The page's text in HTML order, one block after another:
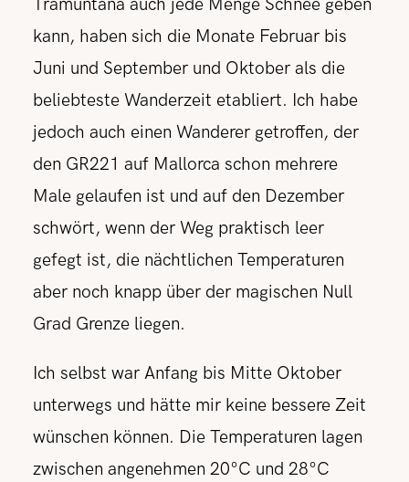
Tramuntana auch jede Menge Schnee geben
kann, haben sich die Monate Februar bis
Juni und September und Oktober als die
beliebteste Wanderzeit etabliert. Ich habe
jedoch auch einen Wanderer getroffen, der
den GR221 auf Mallorca schon mehrere
Male gelaufen ist und auf den Dezember
schwört, wenn der Weg praktisch leer
gefegt ist, die nächtlichen Temperaturen
aber noch knapp über der magischen Null
Grad Grenze liegen.
Ich selbst war Anfang bis Mitte Oktober
unterwegs und hätte mir keine bessere Zeit
wünschen können. Die Temperaturen lagen
zwischen angenehmen 20°C und 28°C